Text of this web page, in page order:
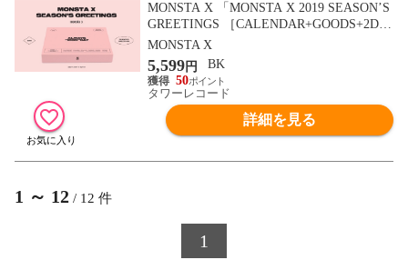
MONSTA X 「MONSTA X 2019 SEASON’S
GREETINGS ［CALENDAR+GOODS+2DV
D］」 Book
MONSTA X
5,599円
BK
50
タワーレコード
詳細を見る
1 ～ 12 / 12 件
1